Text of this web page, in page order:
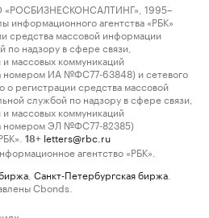
1995–
агентства «РБК»
средства массовой информации
надзору в сфере связи,
массовых коммуникаций
номером ИА №ФС77-63848) и сетевого
о регистрации средства массовой
службой по надзору в сфере связи,
массовых коммуникаций
номером ЭЛ №ФС77-82385)
18+ letters@rbc.ru
агентство «РБК».
Санкт-Петербургская биржа
Cbonds.